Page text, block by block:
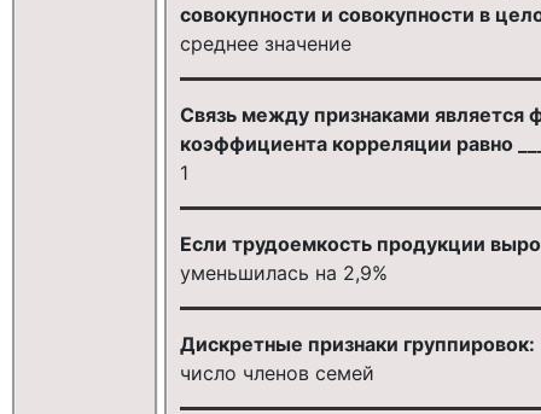
совокупности и совокупности в
среднее значение
Связь между признаками является
коэффициента корреляции равно
1
Если трудоемкость продукции
уменьшилась на 2,9%
Дискретные признаки группировок:
число членов семей